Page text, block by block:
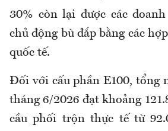
30% còn lại được các
chủ động bù đắp bằng các
quốc tế.
Đối với cấu phần E100, tổng
tháng 6/2026 đạt khoảng
cầu phối trộn thực tế từ